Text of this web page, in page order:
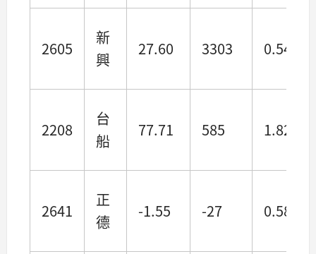
2605
新
興
27.60 3303 0.54
2208
台
船
77.71 585 1.82
2641
正
德
-1.55 -27 0.58